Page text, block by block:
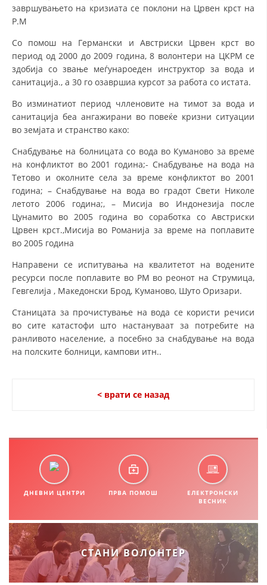
завршувањето на кризиата се поклони на Црвен крст на
Р.М
Со помош на Германски и Австриски Црвен крст во
период од 2000 до 2009 година, 8 волонтери на ЦКРМ се
здобија со звање меѓунароеден инструктор за вода и
санитација., а 30 го озавршиа курсот за работа со истата.
Во изминатиот период члленовите на тимот за вода и
санитација беа ангажирани во повеќе кризни ситуации
во земјата и странство како:
Снабдување на болницата со вода во Куманово за време
на конфликтот во 2001 година;- Снабдување на вода на
Тетово и околните села за време конфликтот во 2001
година; – Снабдување на вода во градот Свети Николе
летото 2006 година;, – Мисија во Индонезија после
Цунамито во 2005 година во соработка со Австриски
Црвен крст.,Мисија во Романија за време на поплавите
во 2005 година
Направени се испитувања на квалитетот на водените
ресурси после поплавите во РМ во реонот на Струмица,
Гевгелија , Македонски Брод, Куманово, Шуто Оризари.
Станицата за прочистување на вода се користи речиси
во сите катастофи што настануваат за потребите на
ранливото население, а посебно за снабдување на вода
на полските болници, кампови итн..
< врати се назад
ДНЕВНИ ЦЕНТРИ ПРВА ПОМОШ
ЕЛЕКТРОНСКИ
ВЕСНИК
СТАНИ ВОЛОНТЕР